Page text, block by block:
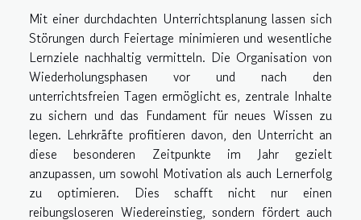
Mit einer durchdachten Unterrichtsplanung lassen sich
Störungen durch Feiertage minimieren und wesentliche
Lernziele nachhaltig vermitteln. Die Organisation von
Wiederholungsphasen vor und nach den
unterrichtsfreien Tagen ermöglicht es, zentrale Inhalte
zu sichern und das Fundament für neues Wissen zu
legen. Lehrkräfte profitieren davon, den Unterricht an
diese besonderen Zeitpunkte im Jahr gezielt
anzupassen, um sowohl Motivation als auch Lernerfolg
zu optimieren. Dies schafft nicht nur einen
reibungsloseren Wiedereinstieg, sondern fördert auch